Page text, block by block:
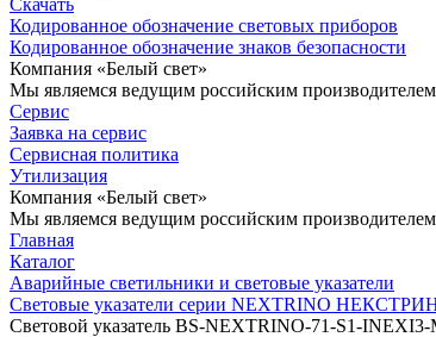
Скачать
Кодированное обозначение световых приборов
Кодированное обозначение знаков безопасности
Компания «Белый свет»
Мы являемся ведущим российским
Сервис
Заявка на сервис
Сервисная политика
Утилизация
Компания «Белый свет»
Мы являемся ведущим российским
Главная
Каталог
Аварийные светильники и световые указатели
Световые указатели серии NEXTRINO
Световой указатель BS-NEXTRINO-71-S1-INEXI3-